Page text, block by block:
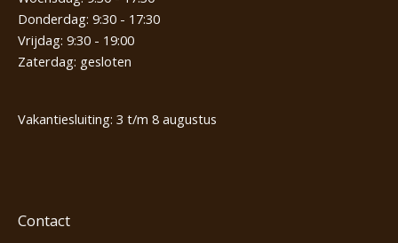
Donderdag: 9:30 - 17:30
Vrijdag: 9:30 - 19:00
Zaterdag: gesloten
Vakantiesluiting: 3 t/m 8 augustus
Contact